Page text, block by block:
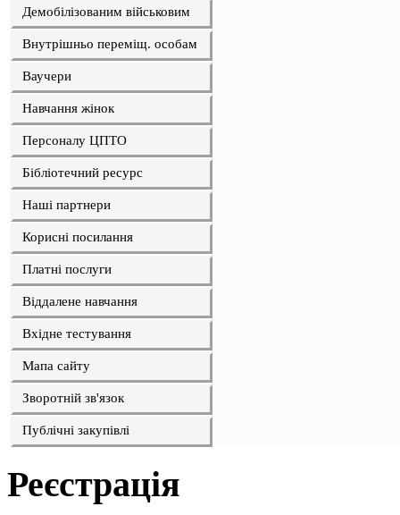
Демобілізованим військовим
Внутрішньо переміщ. особам
Ваучери
Навчання жінок
Персоналу ЦПТО
Бібліотечний ресурс
Наші партнери
Корисні посилання
Платні послуги
Віддалене навчання
Вхідне тестування
Мапа сайту
Зворотній зв'язок
Публічні закупівлі
Реєстрація